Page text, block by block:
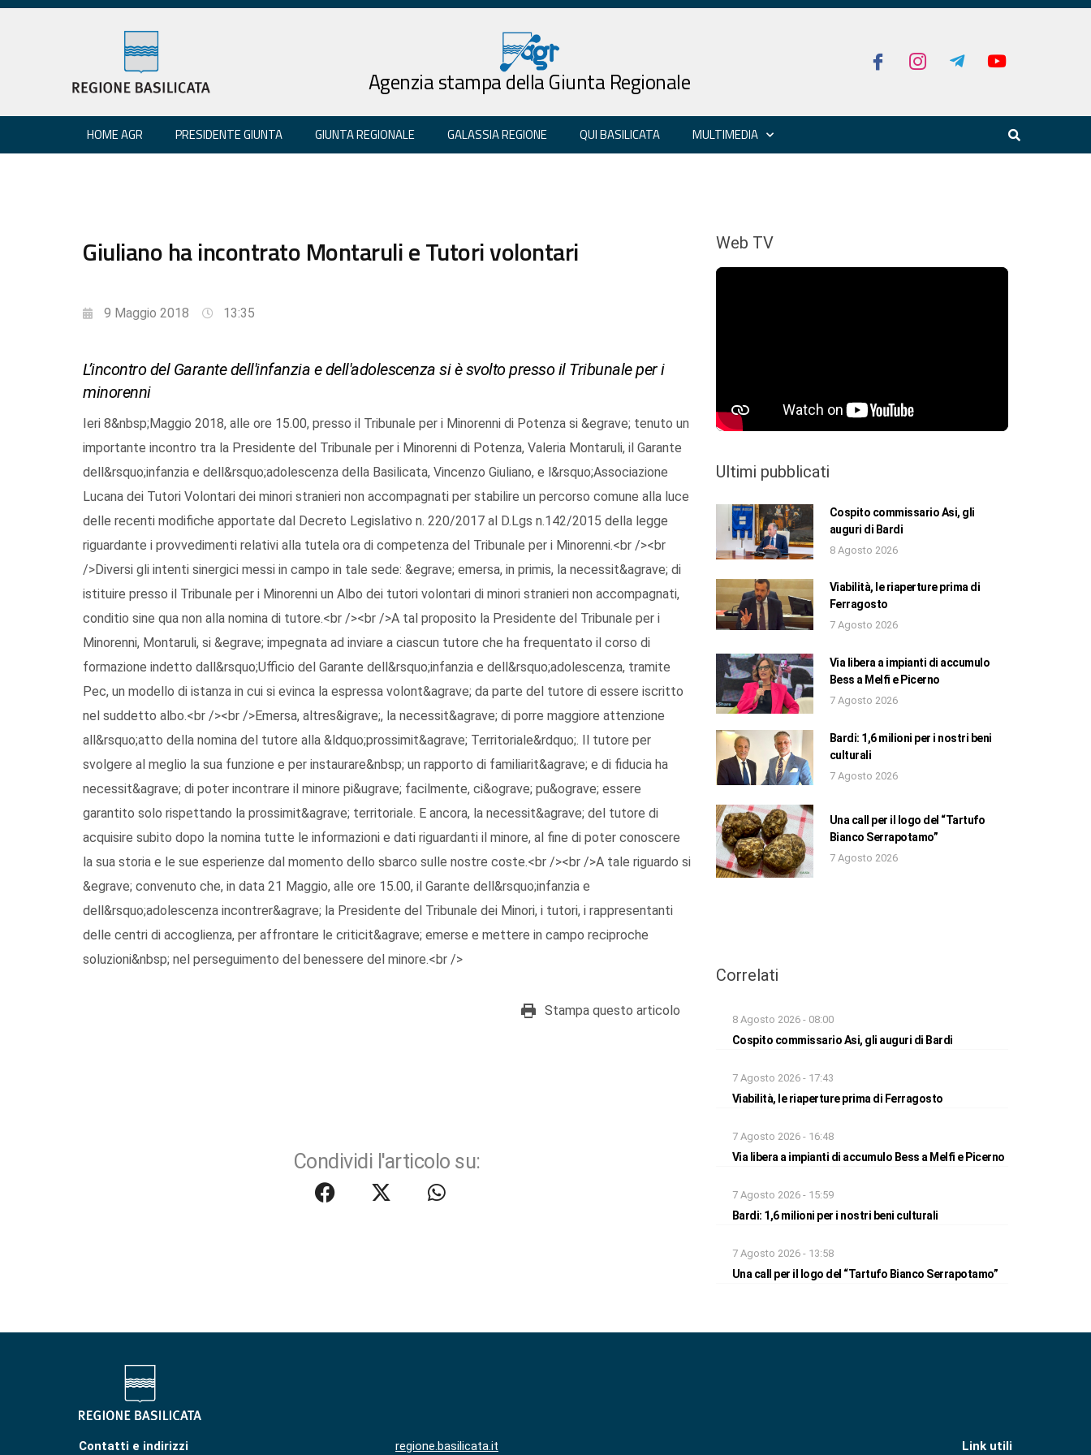
Agenzia stampa della Giunta Regionale
HOME AGR PRESIDENTE GIUNTA GIUNTA REGIONALE GALASSIA REGIONE QUI BASILICATA MULTIMEDIA
Giuliano ha incontrato Montaruli e Tutori volontari
9 Maggio 2018 13:35
L’incontro del Garante dell'infanzia e dell'adolescenza si è svolto presso il Tribunale per i
minorenni
Ieri 8&nbsp;Maggio 2018, alle ore 15.00, presso il Tribunale per i Minorenni di Potenza si &egrave; tenuto un
importante incontro tra la Presidente del Tribunale per i Minorenni di Potenza, Valeria Montaruli, il Garante
dell&rsquo;infanzia e dell&rsquo;adolescenza della Basilicata, Vincenzo Giuliano, e l&rsquo;Associazione
Lucana dei Tutori Volontari dei minori stranieri non accompagnati per stabilire un percorso comune alla luce
delle recenti modifiche apportate dal Decreto Legislativo n. 220/2017 al D.Lgs n.142/2015 della legge
riguardante i provvedimenti relativi alla tutela ora di competenza del Tribunale per i Minorenni.<br /><br
/>Diversi gli intenti sinergici messi in campo in tale sede: &egrave; emersa, in primis, la necessit&agrave; di
istituire presso il Tribunale per i Minorenni un Albo dei tutori volontari di minori stranieri non accompagnati,
conditio sine qua non alla nomina di tutore.<br /><br />A tal proposito la Presidente del Tribunale per i
Minorenni, Montaruli, si &egrave; impegnata ad inviare a ciascun tutore che ha frequentato il corso di
formazione indetto dall&rsquo;Ufficio del Garante dell&rsquo;infanzia e dell&rsquo;adolescenza, tramite
Pec, un modello di istanza in cui si evinca la espressa volont&agrave; da parte del tutore di essere iscritto
nel suddetto albo.<br /><br />Emersa, altres&igrave;, la necessit&agrave; di porre maggiore attenzione
all&rsquo;atto della nomina del tutore alla &ldquo;prossimit&agrave; Territoriale&rdquo;. Il tutore per
svolgere al meglio la sua funzione e per instaurare&nbsp; un rapporto di familiarit&agrave; e di fiducia ha
necessit&agrave; di poter incontrare il minore pi&ugrave; facilmente, ci&ograve; pu&ograve; essere
garantito solo rispettando la prossimit&agrave; territoriale. E ancora, la necessit&agrave; del tutore di
acquisire subito dopo la nomina tutte le informazioni e dati riguardanti il minore, al fine di poter conoscere
la sua storia e le sue esperienze dal momento dello sbarco sulle nostre coste.<br /><br />A tale riguardo si
&egrave; convenuto che, in data 21 Maggio, alle ore 15.00, il Garante dell&rsquo;infanzia e
dell&rsquo;adolescenza incontrer&agrave; la Presidente del Tribunale dei Minori, i tutori, i rappresentanti
delle centri di accoglienza, per affrontare le criticit&agrave; emerse e mettere in campo reciproche
soluzioni&nbsp; nel perseguimento del benessere del minore.<br />
Stampa questo articolo
Condividi l'articolo su:
Web TV
Ultimi pubblicati
Cospito commissario Asi, gli
auguri di Bardi
8 Agosto 2026
Viabilità, le riaperture prima di
Ferragosto
7 Agosto 2026
Via libera a impianti di accumulo
Bess a Melfi e Picerno
7 Agosto 2026
Bardi: 1,6 milioni per i nostri beni
culturali
7 Agosto 2026
Una call per il logo del “Tartufo
Bianco Serrapotamo”
7 Agosto 2026
Correlati
8 Agosto 2026 - 08:00
Cospito commissario Asi, gli auguri di Bardi
7 Agosto 2026 - 17:43
Viabilità, le riaperture prima di Ferragosto
7 Agosto 2026 - 16:48
Via libera a impianti di accumulo Bess a Melfi e Picerno
7 Agosto 2026 - 15:59
Bardi: 1,6 milioni per i nostri beni culturali
7 Agosto 2026 - 13:58
Una call per il logo del “Tartufo Bianco Serrapotamo”
Contatti e indirizzi regione.basilicata.it Link utili